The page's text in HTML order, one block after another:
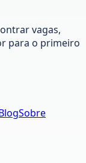
vagas,
para o primeiro
Sobre